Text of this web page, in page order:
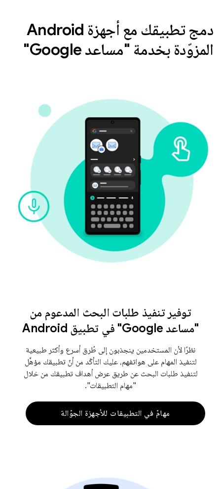
دمج تطبيقك مع أجهزة Android
المزوّدة بخدمة "مساعد Google"
توفير تنفيذ طلبات البحث المدعوم من
"مساعد Google" في تطبيق Android
نظرًا لأن المستخدمين ينجذبون إلى طُرق أسرع وأكثر طبيعية
لتنفيذ المهام على هواتفهم، عليك التأكّد من أنّ تطبيقك مؤهَّل
لتنفيذ طلبات البحث عن طريق عرض أهداف تطبيقك من خلال
"مهام التطبيقات".
مهامّ في التطبيقات للأجهزة الجوّالة